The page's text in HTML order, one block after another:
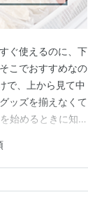
ぐ使えるのに、下
こでおすすめなの
で、上から見て中
ッズを揃えなくて
始めるときに知
夫。できるところ